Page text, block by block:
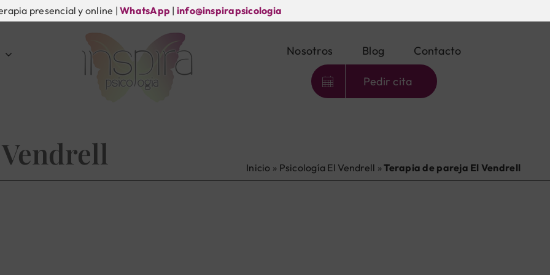
presencial y online |WhatsApp | info@inspirapsicologia
Nosotros Blog Contacto
Pedir cita
Inicio » Psicología El Vendrell »Terapia de pareja El Vendrell